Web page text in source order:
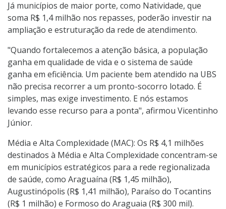
Já municípios de maior porte, como Natividade, que
soma R$ 1,4 milhão nos repasses, poderão investir na
ampliação e estruturação da rede de atendimento.
"Quando fortalecemos a atenção básica, a população
ganha em qualidade de vida e o sistema de saúde
ganha em eficiência. Um paciente bem atendido na UBS
não precisa recorrer a um pronto-socorro lotado. É
simples, mas exige investimento. E nós estamos
levando esse recurso para a ponta", afirmou Vicentinho
Júnior.
Média e Alta Complexidade (MAC): Os R$ 4,1 milhões
destinados à Média e Alta Complexidade concentram-se
em municípios estratégicos para a rede regionalizada
de saúde, como Araguaína (R$ 1,45 milhão),
Augustinópolis (R$ 1,41 milhão), Paraíso do Tocantins
(R$ 1 milhão) e Formoso do Araguaia (R$ 300 mil).